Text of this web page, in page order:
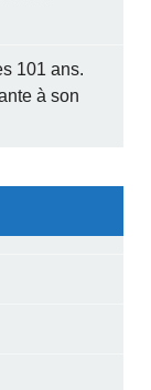
101 ans.
à son